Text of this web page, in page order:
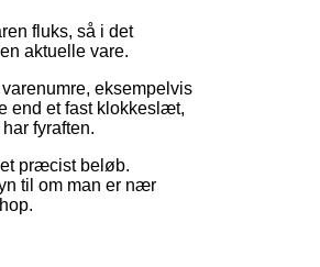
fluks, så i det
aktuelle vare.
eksempelvis
end et fast klokkeslæt,
fyraften.
præcist beløb.
til om man er nær